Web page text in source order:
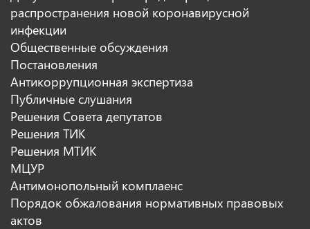
распространения новой коронавирусной
инфекции
Общественные обсуждения
Постановления
Антикоррупционная экспертиза
Публичные слушания
Решения Совета депутатов
Решения ТИК
Решения МТИК
МЦУР
Антимонопольный комплаенс
Порядок обжалования нормативных правовых
актов